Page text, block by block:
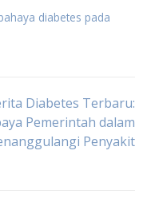
diabetes pada
Diabetes Terbaru:
Pemerintah dalam
Penyakit